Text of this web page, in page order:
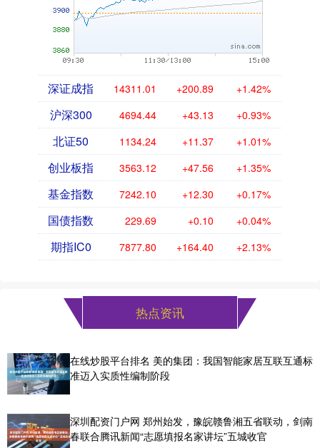
深证成指 14311.01 +200.89 +1.42%
沪深300 4694.44 +43.13 +0.93%
北证50 1134.24 +11.37 +1.01%
创业板指 3563.12 +47.56 +1.35%
基金指数 7242.10 +12.30 +0.17%
国债指数 229.69 +0.10 +0.04%
期指IC0 7877.80 +164.40 +2.13%
热点资讯
在线炒股平台排名 美的集团：我国智能家居互联互通标
准迈入实质性编制阶段
深圳配资门户网 郑州始发，豫皖赣鲁湘五省联动，剑南
春联合腾讯新闻“志愿填报名家讲坛”五城收官